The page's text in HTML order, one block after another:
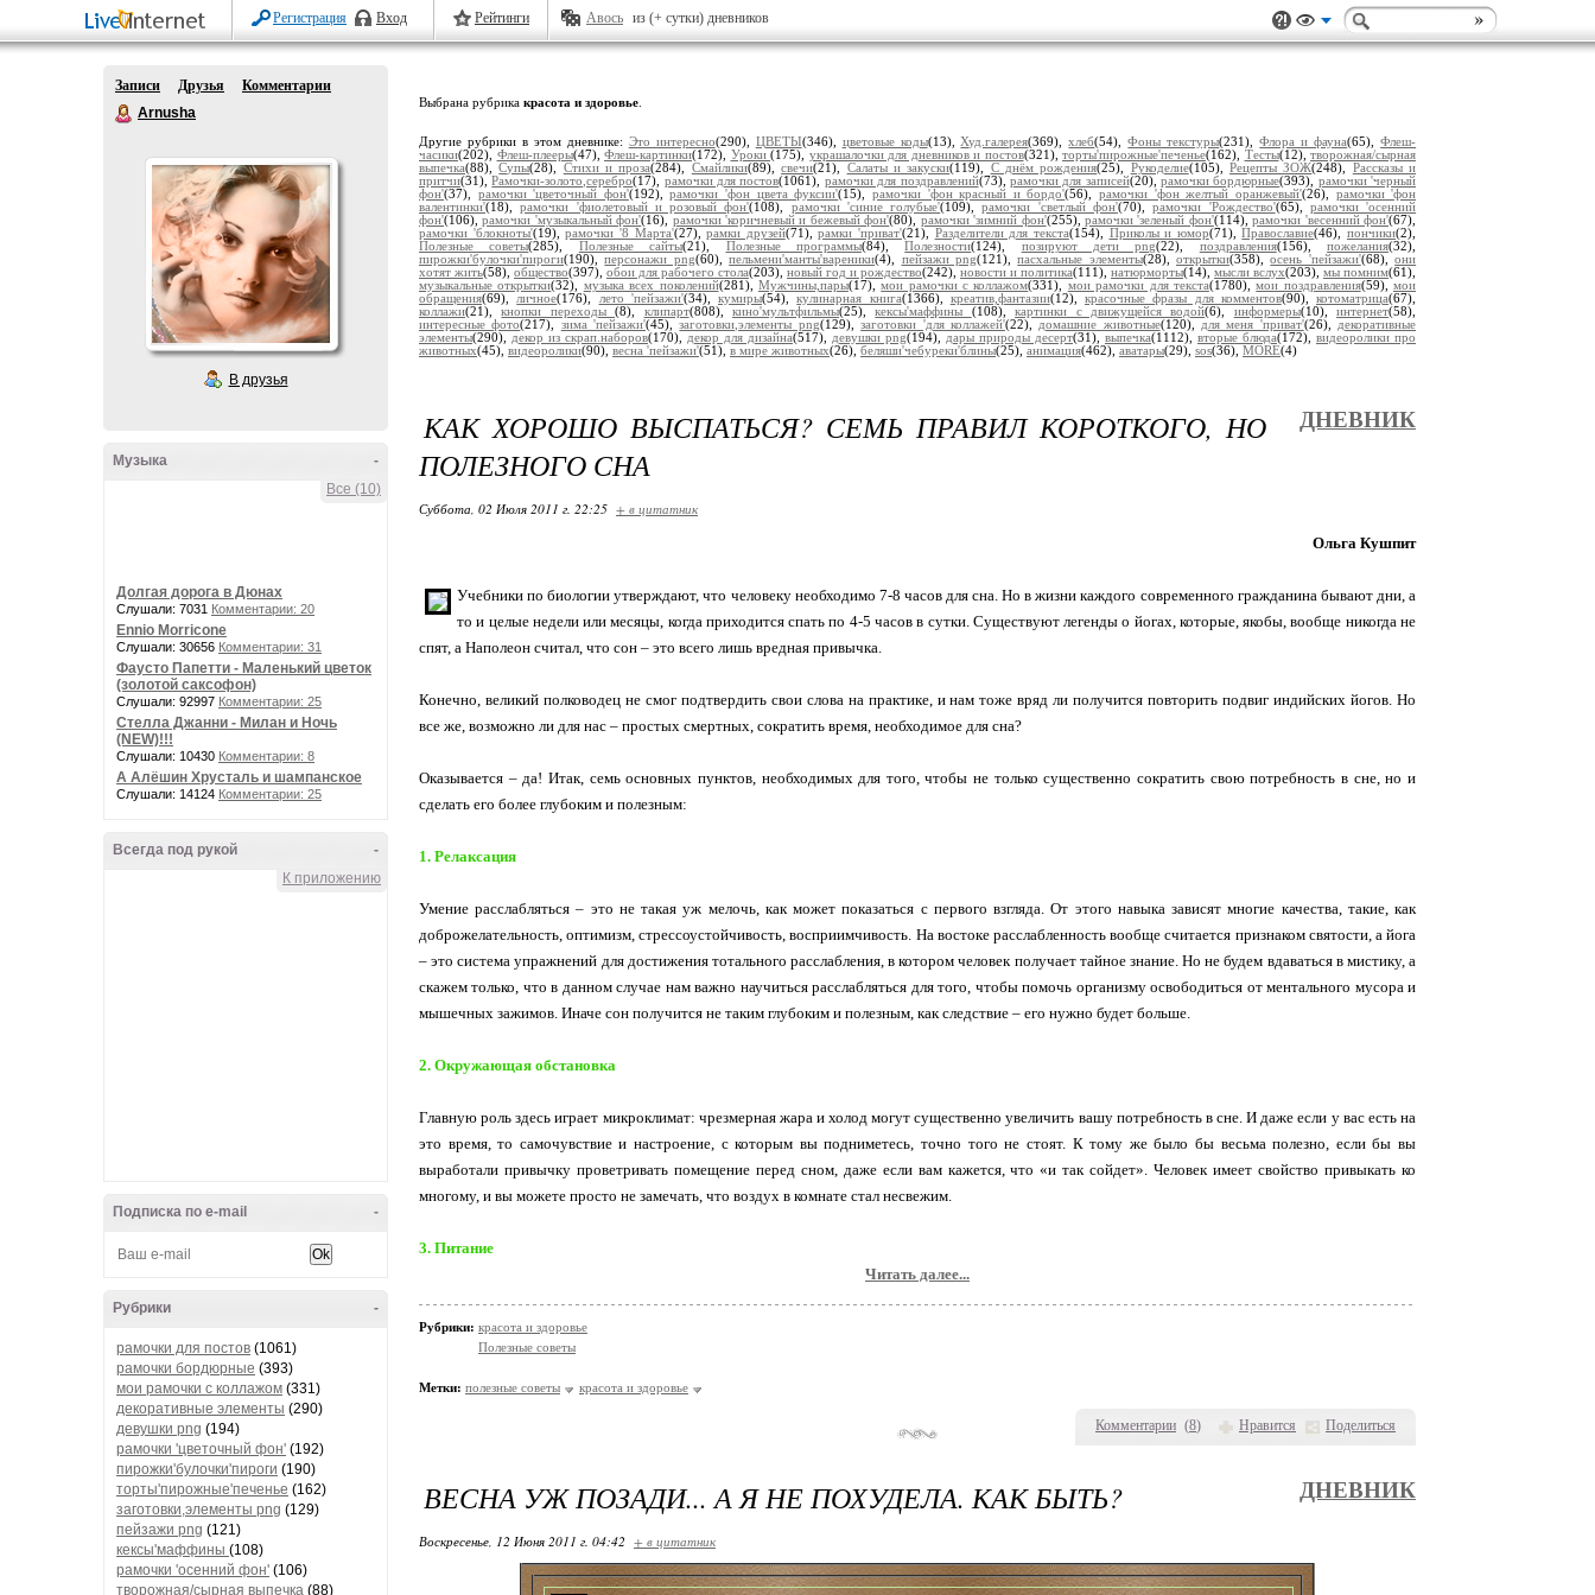
Регистрация Вход Рейтинги Авось из (+ сутки) дневников
Записи Друзья
Комментарии
Arnusha
В друзья
-
Музыка
Все (10)
Долгая дорога в Дюнах
Слушали: 7031 Комментарии: 20
Ennio Morricone
Слушали: 30656 Комментарии: 31
Фаусто Папетти - Маленький цветок
(золотой саксофон)
Слушали: 92997 Комментарии: 25
Стелла Джанни - Милан и Ночь
(NEW)!!!
Слушали: 10430 Комментарии: 8
А Алёшин Хрусталь и шампанское
Слушали: 14124 Комментарии: 25
-
Всегда под рукой
К приложению
-
Подписка по e-mail
-
Рубрики
рамочки для постов (1061)
рамочки бордюрные (393)
мои рамочки с коллажом (331)
декоративные элементы (290)
девушки png (194)
рамочки 'цветочный фон' (192)
пирожки'булочки'пироги (190)
торты'пирожные'печенье (162)
заготовки,элементы png (129)
пейзажи png (121)
кексы'маффины (108)
рамочки 'осенний фон' (106)
творожная/сырная выпечка (88)
Выбрана рубрика красота и здоровье
Другие рубрики в этом дневнике: Это интересно(290), ЦВЕТЫ(346), цветовые коды(13),Худ.галерея(369),хлеб(54),Фоны текстуры(231),Флора и фауна(65),Флеш-
часики(202), Флеш-плееры(47), Флеш-картинки(172), Уроки (175), украшалочки для дневников и постов(321), торты'пирожные'печенье(162), Тесты(12), творожная/сырная
выпечка(88),Супы(28), Стихи и проза(284), Смайлики(89),свечи(21), Салаты и закуски(119), С днём рождения(25), Рукоделие(105),Рецепты ЗОЖ(248), Рассказы и
притчи(31),Рамочки-золото,серебро(17), рамочки для постов(1061), рамочки для поздравлений(73), рамочки для записей(20), рамочки бордюрные(393), рамочки 'черный
фон'(37), рамочки 'цветочный фон'(192),рамочки 'фон цвета фуксии'(15), рамочки 'фон красный и бордо'(56),рамочки 'фон желтый оранжевый'(26), рамочки 'фон
валентинки'(18),рамочки 'фиолетовый и розовый фон'(108), рамочки 'синие голубые'(109),рамочки 'светлый фон'(70),рамочки 'Рождество'(65), рамочки 'осенний
фон'(106),рамочки 'музыкальный фон'(16), рамочки 'коричневый и бежевый фон'(80), рамочки 'зимний фон'(255), рамочки 'зеленый фон'(114),рамочки 'весенний фон'(67),
рамочки 'блокноты'(19),рамочки '8 Марта'(27),рамки друзей(71),рамки 'приват'(21), Разделители для текста(154), Приколы и юмор(71),Православие(46), пончики(2),
Полезные советы(285), Полезные сайты(21), Полезные программы(84),Полезности(124), позируют дети png(22), поздравления(156),пожелания(32),
пирожки'булочки'пироги(190),персонажи png(60),пельмени'манты'вареники(4), пейзажи png(121),пасхальные элементы(28), открытки(358),осень 'пейзажи'(68),они
хотят жить(58), общество(397), обои для рабочего стола(203), новый год и рождество(242), новости и политика(111), натюрморты(14), мысли вслух(203), мы помним(61),
музыкальные открытки(32), музыка всех поколений(281), Мужчины,пары(17),мои рамочки с коллажом(331), мои рамочки для текста(1780),мои поздравления(59), мои
обращения(69), личное(176), лето 'пейзажи'(34), кумиры(54),кулинарная книга(1366), креатив,фантазии(12), красочные фразы для комментов(90), котоматрица(67),
коллажи(21),кнопки переходы(8), клипарт(808), кино'мультфильмы(25),кексы'маффины (108),картинки с движущейся водой(6), информеры(10),интернет(58),
интересные фото(217), зима 'пейзажи'(45),заготовки,элементы png(129),заготовки 'для коллажей'(22), домашние животные(120), для меня 'приват'(26), декоративные
элементы(290), декор из скрап.наборов(170), декор для дизайна(517), девушки png(194), дары природы десерт(31), выпечка(1112), вторые блюда(172), видеоролики про
животных(45), видеоролики(90), весна 'пейзажи'(51), в мире животных(26), беляши'чебуреки'блины(25), анимация(462), аватары(29), sos(36), MORE(4)
Комментарии (8) Нравится Поделиться
КАК ХОРОШО ВЫСПАТЬСЯ? СЕМЬ ПРАВИЛ КОРОТКОГО, НО
ПОЛЕЗНОГО СНА
ДНЕВНИК
Суббота, 02 Июля 2011 г. 22:25 + в цитатник
Ольга Кушпит
Учебники по биологии утверждают, что человеку необходимо 7-8 часов для сна. Но в жизни каждого современного гражданина бывают дни, а
то и целые недели или месяцы, когда приходится спать по 4-5 часов в сутки. Существуют легенды о йогах, которые, якобы, вообще никогда не
спят, а Наполеон считал, что сон – это всего лишь вредная привычка.
Конечно, великий полководец не смог подтвердить свои слова на практике, и нам тоже вряд ли получится повторить подвиг индийских йогов. Но
все же, возможно ли для нас – простых смертных, сократить время, необходимое для сна?
Оказывается – да! Итак, семь основных пунктов, необходимых для того, чтобы не только существенно сократить свою потребность в сне, но и
сделать его более глубоким и полезным:
1. Релаксация
Умение расслабляться – это не такая уж мелочь, как может показаться с первого взгляда. От этого навыка зависят многие качества, такие, как
доброжелательность, оптимизм, стрессоустойчивость, восприимчивость. На востоке расслабленность вообще считается признаком святости, а йога
– это система упражнений для достижения тотального расслабления, в котором человек получает тайное знание. Но не будем вдаваться в мистику, а
скажем только, что в данном случае нам важно научиться расслабляться для того, чтобы помочь организму освободиться от ментального мусора и
мышечных зажимов. Иначе сон получится не таким глубоким и полезным, как следствие – его нужно будет больше.
2. Окружающая обстановка
Главную роль здесь играет микроклимат: чрезмерная жара и холод могут существенно увеличить вашу потребность в сне. И даже если у вас есть на
это время, то самочувствие и настроение, с которым вы подниметесь, точно того не стоят. К тому же было бы весьма полезно, если бы вы
выработали привычку проветривать помещение перед сном, даже если вам кажется, что «и так сойдет». Человек имеет свойство привыкать ко
многому, и вы можете просто не замечать, что воздух в комнате стал несвежим.
3. Питание
Читать далее...
Рубрики: красота и здоровье
Полезные советы
Метки: полезные советы красота и здоровье
ВЕСНА УЖ ПОЗАДИ... А Я НЕ ПОХУДЕЛА. КАК БЫТЬ? ДНЕВНИК
Воскресенье, 12 Июня 2011 г. 04:42 + в цитатник